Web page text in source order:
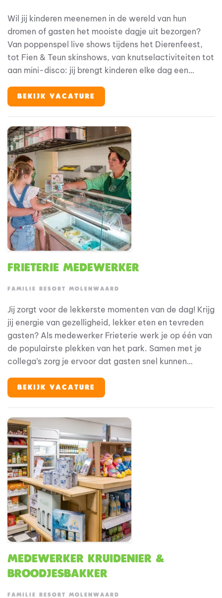
Wil jij kinderen meenemen in de wereld van hun
dromen of gasten het mooiste dagje uit bezorgen?
Van poppenspel live shows tijdens het Dierenfeest,
tot Fien & Teun skinshows, van knutselactiviteiten tot
aan mini-disco: jij brengt kinderen elke dag een
creativiteit? En zoek je een plek waar je zowel kan
spelen, zingen als entertainment geven?
BEKIJK VACATURE
Frieterie medewerker
FAMILIE RESORT MOLENWAARD
Jij zorgt voor de lekkerste momenten van de dag! Krijg
jij energie van gezelligheid, lekker eten en tevreden
gasten? Als medewerker Frieterie werk je op één van
de populairste plekken van het park. Samen met je
collega’s zorg je ervoor dat gasten snel kunnen
ijsjes. Bij Familie Resort Molenwaard draait alles om
beleving voor gezinnen met jonge kinderen. En jij? Jij
glimlach en een gezellige sfeer.
BEKIJK VACATURE
Medewerker Kruidenier &
Broodjesbakker
FAMILIE RESORT MOLENWAARD